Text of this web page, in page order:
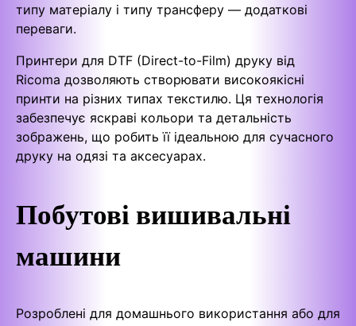
типу матеріалу і типу трансферу — додаткові
переваги.
Принтери для DTF (Direct-to-Film) друку від
Ricoma дозволяють створювати високоякісні
принти на різних типах текстилю. Ця технологія
забезпечує яскраві кольори та детальність
зображень, що робить її ідеальною для сучасного
друку на одязі та аксесуарах.
Побутові вишивальні
машини
Розроблені для домашнього використання або для